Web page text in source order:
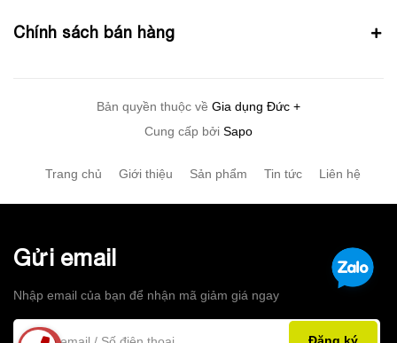
Chính sách bán hàng
Bản quyền thuộc về Gia dụng Đức +
Cung cấp bởi Sapo
Trang chủ Giới thiệu Sản phẩm Tin tức Liên hệ
Gửi email
Nhập email của bạn để nhận mã giảm giá ngay